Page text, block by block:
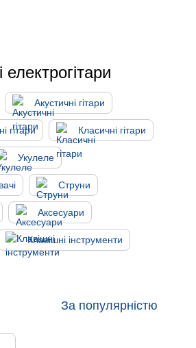
Акустичні гітари
гітари Класичні гітари
Укулеле
Струни
Аксесуари
Клавішні інструменти
За популярністю